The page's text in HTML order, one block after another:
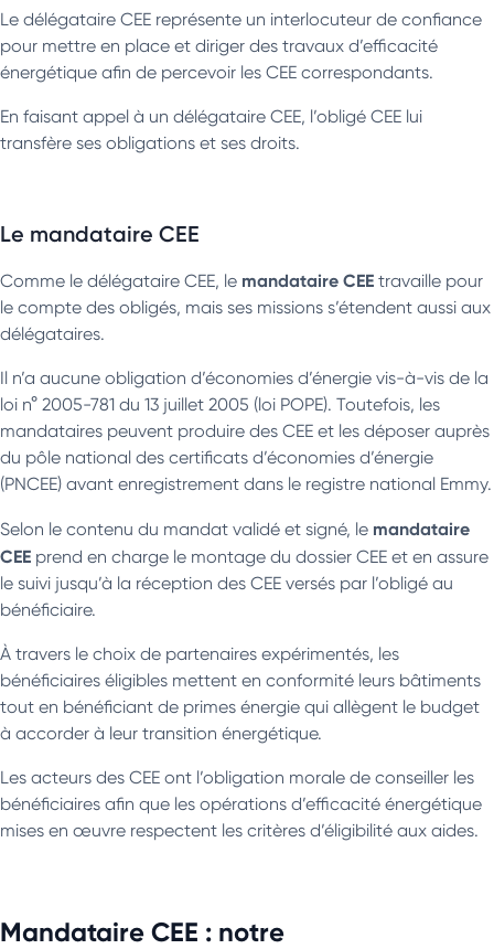
Le délégataire CEE représente un interlocuteur de confiance
pour mettre en place et diriger des travaux d’efficacité
énergétique afin de percevoir les CEE correspondants.
En faisant appel à un délégataire CEE, l’obligé CEE lui
transfère ses obligations et ses droits.
Le mandataire CEE
Comme le délégataire CEE, le mandataire CEE travaille pour
le compte des obligés, mais ses missions s’étendent aussi aux
délégataires.
Il n’a aucune obligation d’économies d’énergie vis-à-vis de la
loi n° 2005-781 du 13 juillet 2005 (loi POPE). Toutefois, les
mandataires peuvent produire des CEE et les déposer auprès
du pôle national des certificats d’économies d’énergie
(PNCEE) avant enregistrement dans le registre national Emmy.
Selon le contenu du mandat validé et signé, le mandataire
CEE prend en charge le montage du dossier CEE et en assure
le suivi jusqu’à la réception des CEE versés par l’obligé au
bénéficiaire.
À travers le choix de partenaires expérimentés, les
bénéficiaires éligibles mettent en conformité leurs bâtiments
tout en bénéficiant de primes énergie qui allègent le budget
à accorder à leur transition énergétique.
Les acteurs des CEE ont l’obligation morale de conseiller les
bénéficiaires afin que les opérations d’efficacité énergétique
mises en œuvre respectent les critères d’éligibilité aux aides.
Mandataire CEE : notre